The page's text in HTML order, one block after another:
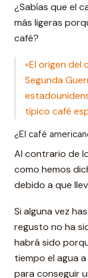
¿Sabías que el
más ligeras
café?
«El origen del
Segunda
típico café
¿El café
Al contrario de
como hemos
debido a que
Si alguna vez
regusto no ha
habrá sido
tiempo el agua
para conseguir